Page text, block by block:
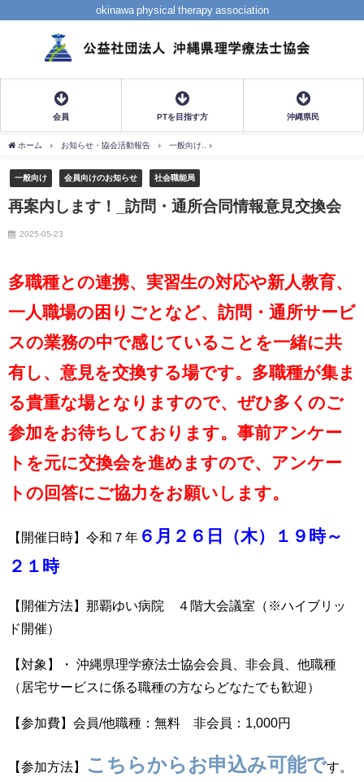
okinawa physical therapy association
会員 PTを目指す方 沖縄県民
ホーム お知らせ・協会活動報告 一般向け
一般向け 会員向けのお知らせ 社会職能局
再案内します！_訪問・通所合同情報意見交換会
2025-05-23
多職種との連携、実習生の対応や新人教育、
一人職場の困りごとなど、訪問・通所サービ
スの業務の中で感じていることを一緒に共
有し、意見を交換する場です。多職種が集ま
る貴重な場となりますので、ぜひ多くのご
参加をお待ちしております。事前アンケー
トを元に交換会を進めますので、アンケー
トの回答にご協力をお願いします。
【開催日時】令和７年 ６月２６日（木）１９時～
２１時
【開催方法】那覇ゆい病院 ４階大会議室（※ハイブリッ
ド開催）
【対象】・ 沖縄県理学療法士協会会員、非会員、他職種
（居宅サービスに係る職種の方ならどなたでも歓迎）
【参加費】会員/他職種：無料 非会員：1,000円
【参加方法】 こちらからお申込み可能です。